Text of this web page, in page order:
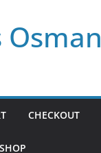
CHECKOUT
SHOP